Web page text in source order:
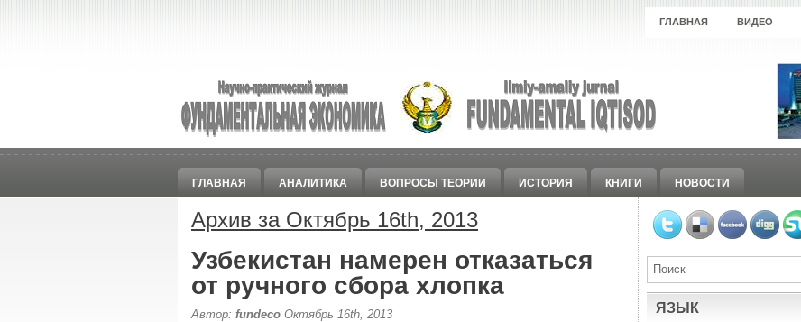
ГЛАВНАЯ ВИДЕО
ГЛАВНАЯ АНАЛИТИКА ВОПРОСЫ ТЕОРИИ ИСТОРИЯ КНИГИ НОВОСТИ
Архив за Октябрь 16th, 2013
Узбекистан намерен отказаться
от ручного сбора хлопка
Автор: fundeco Октябрь 16th, 2013
ЯЗЫК